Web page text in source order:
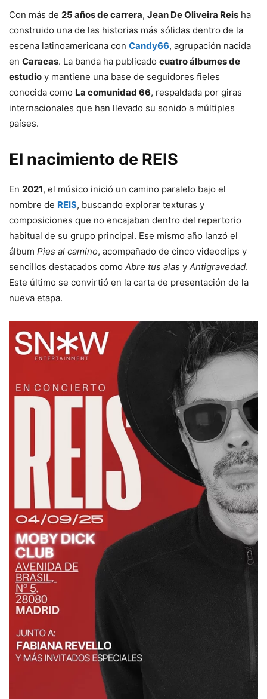
Con más de 25 años de carrera, Jean De Oliveira Reis ha
construido una de las historias más sólidas dentro de la
escena latinoamericana con Candy66, agrupación nacida
en Caracas. La banda ha publicado cuatro álbumes de
estudio y mantiene una base de seguidores fieles
conocida como La comunidad 66, respaldada por giras
internacionales que han llevado su sonido a múltiples
países.
El nacimiento de REIS
En 2021, el músico inició un camino paralelo bajo el
nombre de REIS, buscando explorar texturas y
composiciones que no encajaban dentro del repertorio
habitual de su grupo principal. Ese mismo año lanzó el
álbum Pies al camino, acompañado de cinco videoclips y
sencillos destacados como Abre tus alas y Antigravedad.
Este último se convirtió en la carta de presentación de la
nueva etapa.